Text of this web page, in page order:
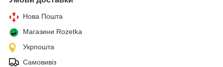
Нова Пошта
Магазини Rozetka
Укрпошта
Самовивіз